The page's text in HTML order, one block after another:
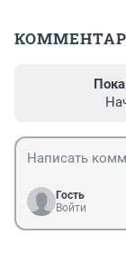
Гость
Войти